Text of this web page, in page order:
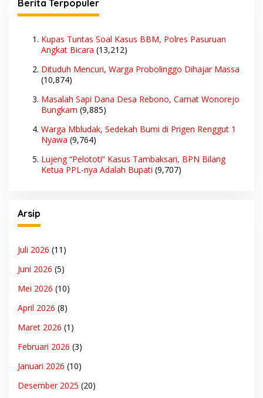
Berita Terpopuler
Kupas Tuntas Soal Kasus BBM, Polres Pasuruan
Angkat Bicara (13,212)
Dituduh Mencuri, Warga Probolinggo Dihajar Massa
(10,874)
Masalah Sapi Dana Desa Rebono, Camat Wonorejo
Bungkam (9,885)
Warga Mbludak, Sedekah Bumi di Prigen Renggut 1
Nyawa (9,764)
Lujeng “Pelototi” Kasus Tambaksari, BPN Bilang
Ketua PPL-nya Adalah Bupati (9,707)
Arsip
Juli 2026 (11)
Juni 2026 (5)
Mei 2026 (10)
April 2026 (8)
Maret 2026 (1)
Februari 2026 (3)
Januari 2026 (10)
Desember 2025 (20)